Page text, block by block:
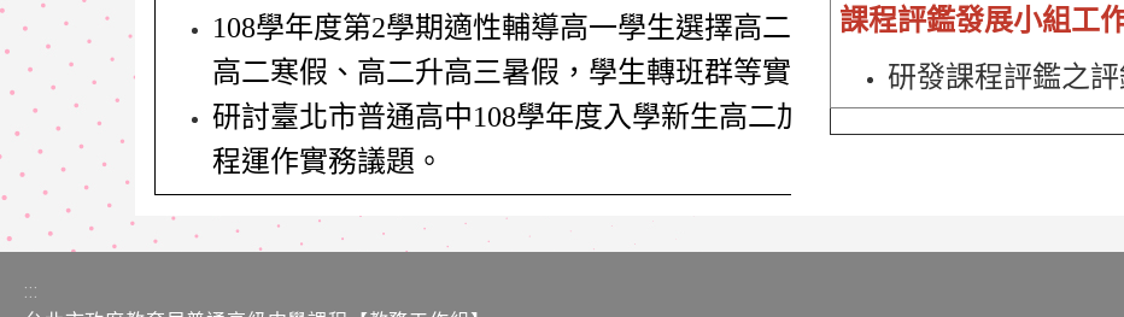
108學年度第2學期適性輔導高一學生選擇高二班群，以及後續
高二寒假、高二升高三暑假，學生轉班群等實務運作事宜。
研討臺北市普通高中108學年度入學新生高二加深加廣選修課
程運作實務議題。
課程評鑑發展小組工
研發課程評鑑之
:::